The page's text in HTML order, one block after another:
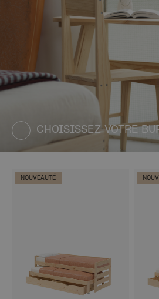
CHOISISSEZ VOTRE
NOUVEAUTÉ